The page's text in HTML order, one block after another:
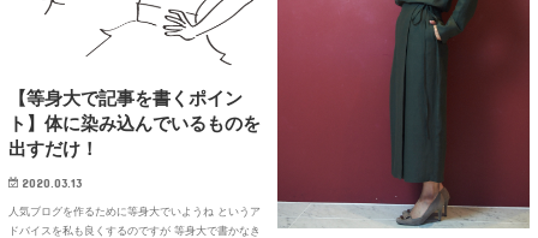
【等身大で記事を書くポイン
ト】体に染み込んでいるものを
出すだけ！
2020.03.13
人気ブログを作るために等身大でいようね というア
ドバイスを私も良くするのですが 等身大で書かなき